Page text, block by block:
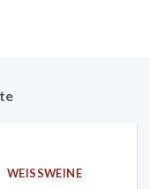
WEISSWEINE